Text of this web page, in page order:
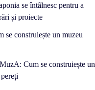
se întâlnesc pentru a
și proiecte
se construiește un muzeu
Cum se construiește un